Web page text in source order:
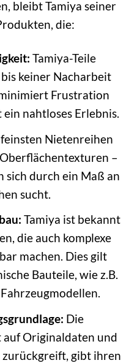
bleibt Tamiya seiner
die:
Tamiya-Teile
keiner Nacharbeit
Frustration
nahtloses Erlebnis.
Nietenreihen
–
sich durch ein Maß an
sucht.
Tamiya ist bekannt
die auch komplexe
machen. Dies gilt
Bauteile, wie z.B.
Die
auf Originaldaten und
zurückgreift, gibt ihren